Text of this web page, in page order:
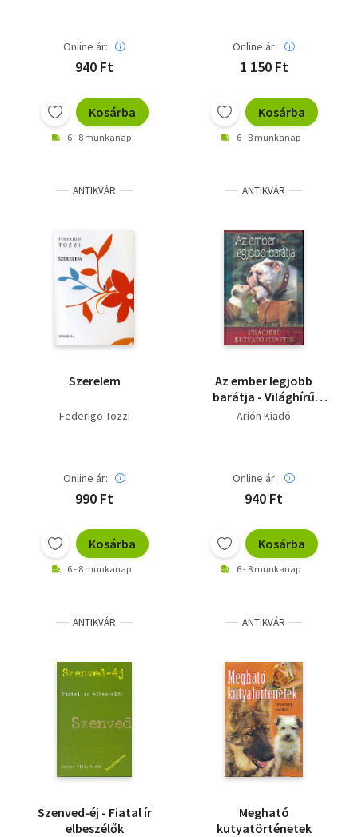
Online ár:
940 Ft
Kosárba
6 - 8 munkanap
Online ár:
1 150 Ft
Kosárba
6 - 8 munkanap
ANTIKVÁR
Szerelem
Federigo Tozzi
Online ár:
990 Ft
Kosárba
6 - 8 munkanap
ANTIKVÁR
Az ember legjobb
barátja - Világhírű
kutyatörténetek
Arión Kiadó
Online ár:
940 Ft
Kosárba
6 - 8 munkanap
ANTIKVÁR
Szenved-éj - Fiatal ír
elbeszélők
ANTIKVÁR
Megható
kutyatörténetek